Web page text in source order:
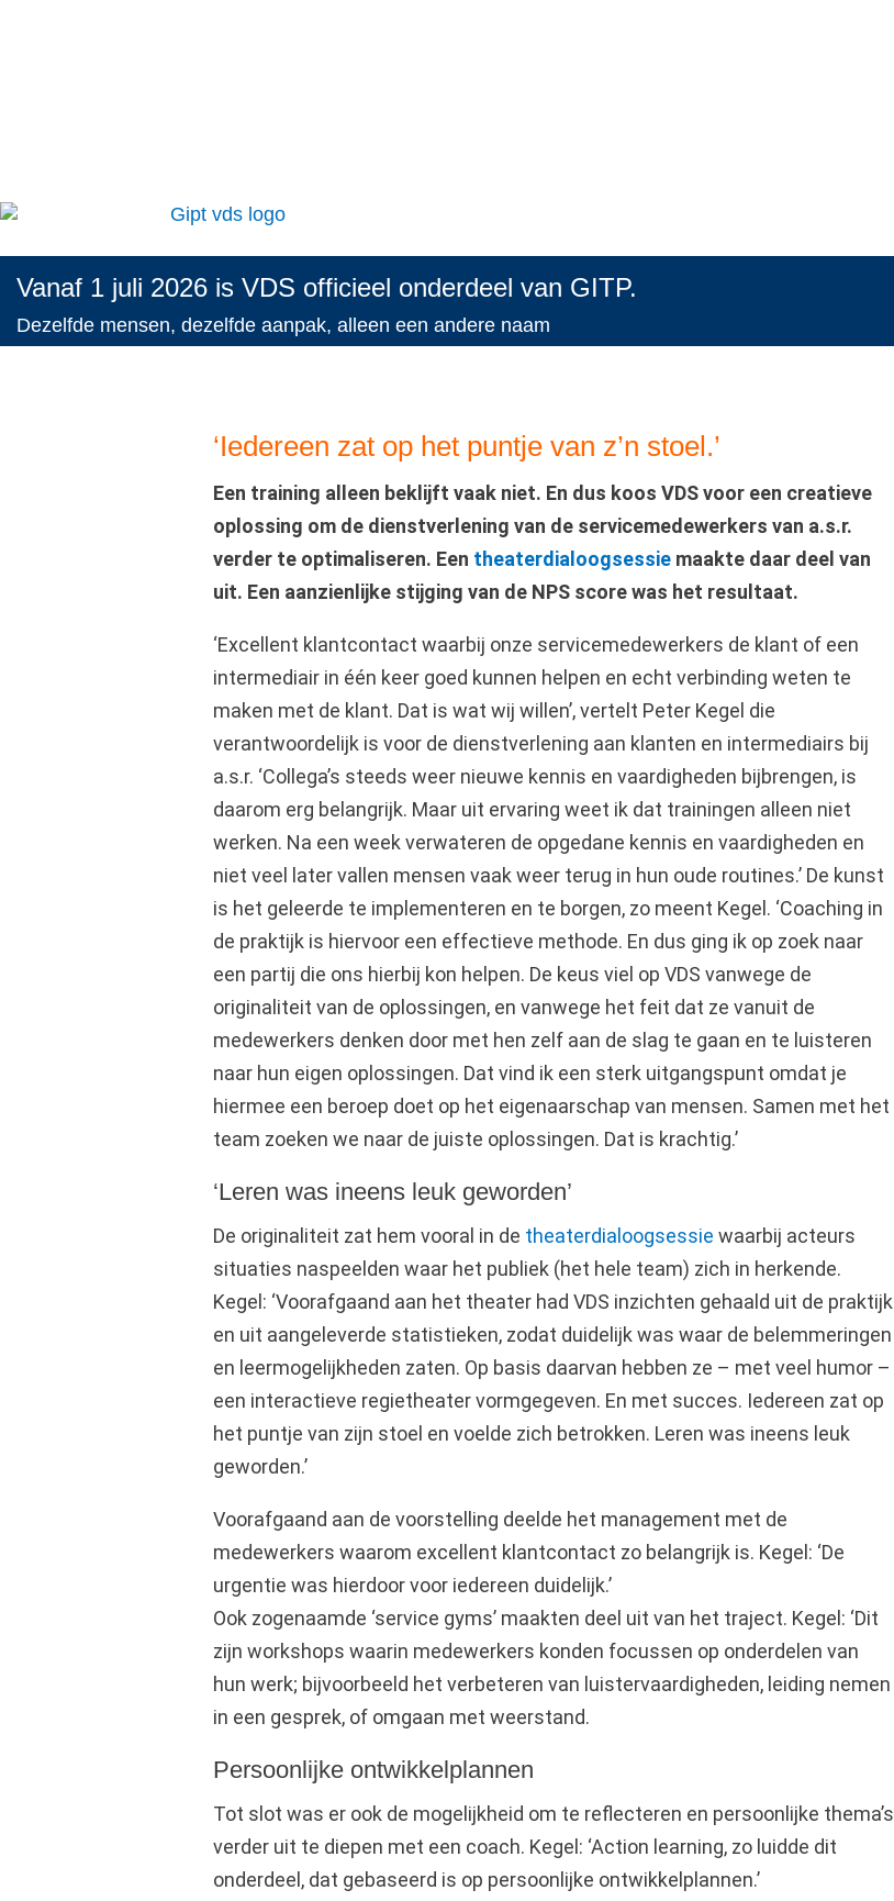
Vanaf 1 juli 2026 is VDS officieel onderdeel van GITP.
Dezelfde mensen, dezelfde aanpak, alleen een andere naam
‘Iedereen zat op het puntje van z’n stoel.’
Een training alleen beklijft vaak niet. En dus koos VDS voor een creatieve
oplossing om de dienstverlening van de servicemedewerkers van a.s.r.
verder te optimaliseren. Een theaterdialoogsessiemaakte daar deel van
uit. Een aanzienlijke stijging van de NPS score was het resultaat.
‘Excellent klantcontact waarbij onze servicemedewerkers de klant of een
intermediair in één keer goed kunnen helpen en echt verbinding weten te
maken met de klant. Dat is wat wij willen’, vertelt Peter Kegel die
verantwoordelijk is voor de dienstverlening aan klanten en intermediairs bij
a.s.r. ‘Collega’s steeds weer nieuwe kennis en vaardigheden bijbrengen, is
daarom erg belangrijk. Maar uit ervaring weet ik dat trainingen alleen niet
werken. Na een week verwateren de opgedane kennis en vaardigheden en
niet veel later vallen mensen vaak weer terug in hun oude routines.’ De kunst
is het geleerde te implementeren en te borgen, zo meent Kegel. ‘Coaching in
de praktijk is hiervoor een effectieve methode. En dus ging ik op zoek naar
een partij die ons hierbij kon helpen. De keus viel op VDS vanwege de
originaliteit van de oplossingen, en vanwege het feit dat ze vanuit de
medewerkers denken door met hen zelf aan de slag te gaan en te luisteren
naar hun eigen oplossingen. Dat vind ik een sterk uitgangspunt omdat je
hiermee een beroep doet op het eigenaarschap van mensen. Samen met het
team zoeken we naar de juiste oplossingen. Dat is krachtig.’
‘Leren was ineens leuk geworden’
De originaliteit zat hem vooral in de theaterdialoogsessie waarbij acteurs
situaties naspeelden waar het publiek (het hele team) zich in herkende.
Kegel: ‘Voorafgaand aan het theater had VDS inzichten gehaald uit de praktijk
en uit aangeleverde statistieken, zodat duidelijk was waar de belemmeringen
en leermogelijkheden zaten. Op basis daarvan hebben ze – met veel humor –
een interactieve regietheater vormgegeven. En met succes. Iedereen zat op
het puntje van zijn stoel en voelde zich betrokken. Leren was ineens leuk
geworden.’
Voorafgaand aan de voorstelling deelde het management met de
medewerkers waarom excellent klantcontact zo belangrijk is. Kegel: ‘De
urgentie was hierdoor voor iedereen duidelijk.’
Ook zogenaamde ‘service gyms’ maakten deel uit van het traject. Kegel: ‘Dit
zijn workshops waarin medewerkers konden focussen op onderdelen van
hun werk; bijvoorbeeld het verbeteren van luistervaardigheden, leiding nemen
in een gesprek, of omgaan met weerstand.
Persoonlijke ontwikkelplannen
Tot slot was er ook de mogelijkheid om te reflecteren en persoonlijke thema’s
verder uit te diepen met een coach. Kegel: ‘Action learning, zo luidde dit
onderdeel, dat gebaseerd is op persoonlijke ontwikkelplannen.’